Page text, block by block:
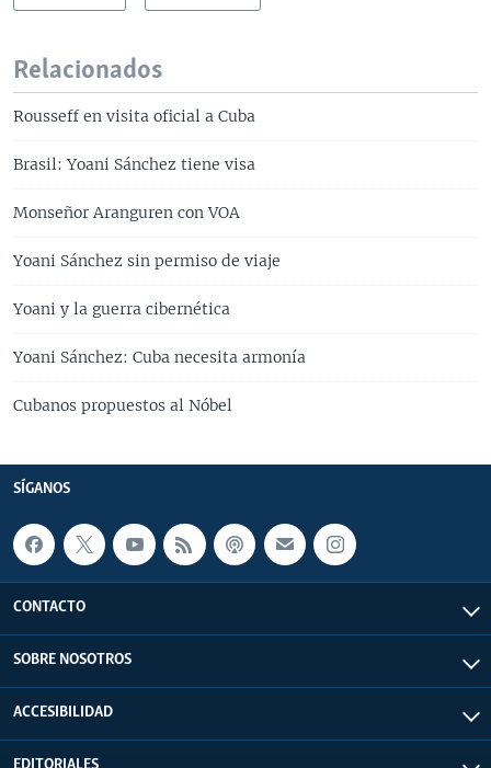
Relacionados
Rousseff en visita oficial a Cuba
Brasil: Yoani Sánchez tiene visa
Monseñor Aranguren con VOA
Yoani Sánchez sin permiso de viaje
Yoani y la guerra cibernética
Yoani Sánchez: Cuba necesita armonía
Cubanos propuestos al Nóbel
SÍGANOS
CONTACTO
SOBRE NOSOTROS
ACCESIBILIDAD